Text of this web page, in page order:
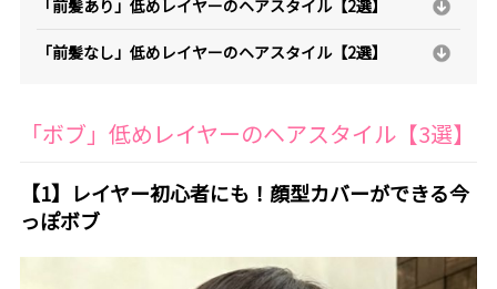
「前髪あり」低めレイヤーのヘアスタイル【2選】
「前髪なし」低めレイヤーのヘアスタイル【2選】
「ボブ」低めレイヤーのヘアスタイル【3選】
【1】レイヤー初心者にも！顔型カバーができる今
っぽボブ